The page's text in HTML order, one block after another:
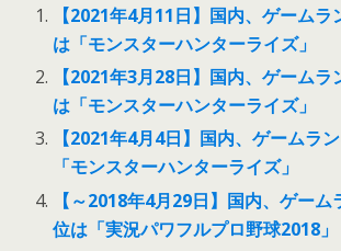
【2021年4月11日】国内、ゲーム
は「モンスターハンターライズ」
【2021年3月28日】国内、ゲーム
は「モンスターハンターライズ」
【2021年4月4日】国内、ゲームラ
「モンスターハンターライズ」
【～2018年4月29日】国内、ゲーム
位は「実況パワフルプロ野球2018」